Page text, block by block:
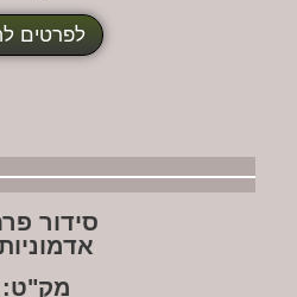
לפרטים לחצו כאן
סידור פרחי משי
אדמוניות פאוני
מק"ט: 105